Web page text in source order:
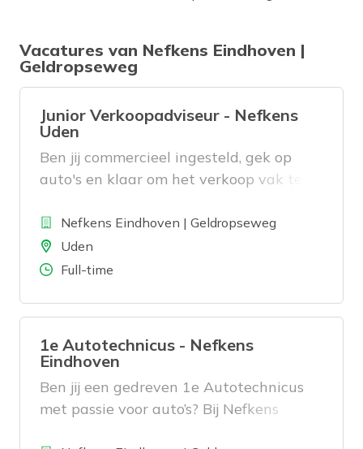
Vacatures van Nefkens Eindhoven |
Geldropseweg
Junior Verkoopadviseur - Nefkens
Uden
Ben jij commercieel ingesteld, gek op
auto's en klaar om het verkoop vak te
kans om jezelf te ontwikkelen en te
groeien tot een succesvolle
Verkoopadviseur. Je komt terecht in een
te halen.
BedrijfNefkens Eindhoven | Geldropseweg
LocatieUden
Aantal uren
Full-time
1e Autotechnicus - Nefkens
Eindhoven
Ben jij een gedreven 1e Autotechnicus
met passie voor auto’s? Bij Nefkens